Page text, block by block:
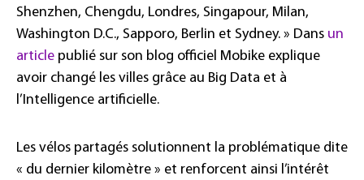
Shenzhen, Chengdu, Londres, Singapour, Milan,
Washington D.C., Sapporo, Berlin et Sydney. » Dans un
article publié sur son blog officiel Mobike explique
avoir changé les villes grâce au Big Data et à
l’Intelligence artificielle.
Les vélos partagés solutionnent la problématique dite
« du dernier kilomètre » et renforcent ainsi l’intérêt